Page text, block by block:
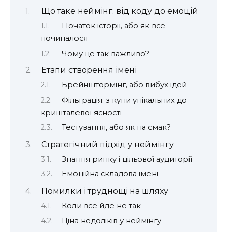
Що таке неймінг: від коду до емоцій
Початок історії, або як все
починалося
Чому це так важливо?
Етапи створення імені
Брейнштормінг, або вибух ідей
Фільтрація: з купи унікальних до
кришталевої ясності
Тестування, або як на смак?
Стратегічний підхід у неймінгу
Знання ринку і цільової аудиторії
Емоційна складова імені
Помилки і труднощі на шляху
Коли все йде не так
Ціна недоліків у неймінгу